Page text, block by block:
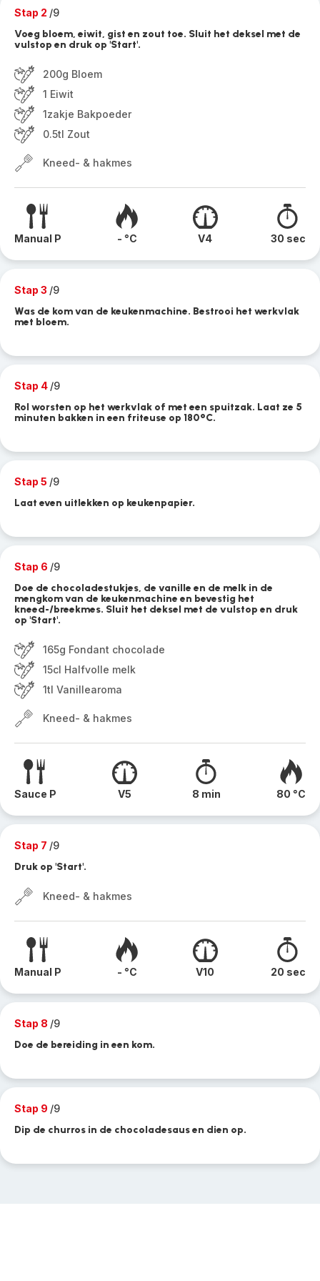
Stap 2 /9
Voeg bloem, eiwit, gist en zout toe. Sluit het deksel met de
vulstop en druk op 'Start'.
200g Bloem
1 Eiwit
1zakje Bakpoeder
0.5tl Zout
Kneed- & hakmes
Manual P - °C V4 30 sec
Stap 3 /9
Was de kom van de keukenmachine. Bestrooi het werkvlak
met bloem.
Stap 4 /9
Rol worsten op het werkvlak of met een spuitzak. Laat ze 5
minuten bakken in een friteuse op 180°C.
Stap 5 /9
Laat even uitlekken op keukenpapier.
Stap 6 /9
Doe de chocoladestukjes, de vanille en de melk in de
mengkom van de keukenmachine en bevestig het
kneed-/breekmes. Sluit het deksel met de vulstop en druk
op 'Start'.
165g Fondant chocolade
15cl Halfvolle melk
1tl Vanillearoma
Kneed- & hakmes
Sauce P V5 8 min 80 °C
Stap 7 /9
Druk op 'Start'.
Kneed- & hakmes
Manual P - °C V10 20 sec
Stap 8 /9
Doe de bereiding in een kom.
Stap 9 /9
Dip de churros in de chocoladesaus en dien op.